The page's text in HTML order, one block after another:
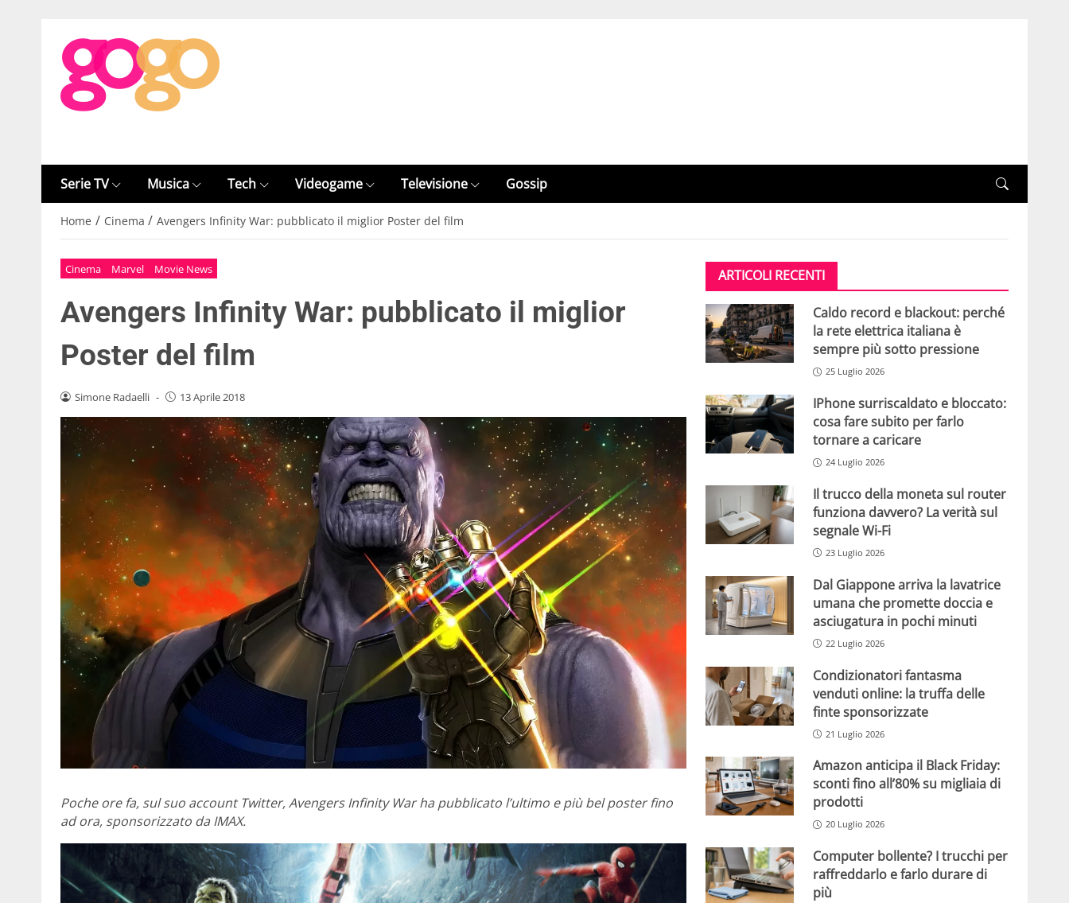
Serie TV Musica Tech Videogame Televisione Gossip
Home / Cinema / Avengers Infinity War: pubblicato il miglior Poster del film
Cinema Marvel Movie News
Avengers Infinity War: pubblicato il miglior
Poster del film
Simone Radaelli - 13 Aprile 2018
Poche ore fa, sul suo account Twitter, Avengers Infinity War ha pubblicato l’ultimo e più bel poster fino
ad ora, sponsorizzato da IMAX.
ARTICOLI RECENTI
Caldo record e blackout: perché
la rete elettrica italiana è
sempre più sotto pressione
25 Luglio 2026
IPhone surriscaldato e bloccato:
cosa fare subito per farlo
tornare a caricare
24 Luglio 2026
Il trucco della moneta sul router
funziona davvero? La verità sul
segnale Wi-Fi
23 Luglio 2026
Dal Giappone arriva la lavatrice
umana che promette doccia e
asciugatura in pochi minuti
22 Luglio 2026
Condizionatori fantasma
venduti online: la truffa delle
finte sponsorizzate
21 Luglio 2026
Amazon anticipa il Black Friday:
sconti fino all’80% su migliaia di
prodotti
20 Luglio 2026
Computer bollente? I trucchi per
raffreddarlo e farlo durare di
più